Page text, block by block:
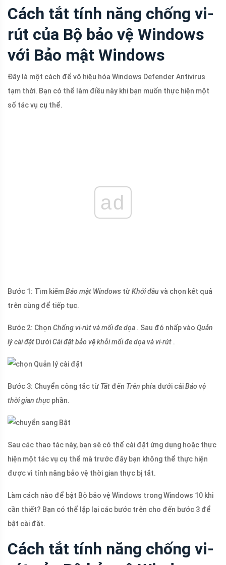
Cách tắt tính năng chống vi-
rút của Bộ bảo vệ Windows
với Bảo mật Windows
Đây là một cách để vô hiệu hóa Windows Defender Antivirus
tạm thời. Bạn có thể làm điều này khi bạn muốn thực hiện một
số tác vụ cụ thể.
ad
Bước 1: Tìm kiếmBảo mật Windows từKhởi đầuvà chọn kết quả
trên cùng để tiếp tục.
Bước 2: Chọn Chống vi-rút và mối đe dọa . Sau đó nhấp vào Quản
lý cài đặt DướiCài đặt bảo vệ khỏi mối đe dọa và vi-rút .
Bước 3: Chuyển công tắc từ Tắt đến Trên phía dưới cáiBảo vệ
thời gian thực phần.
Sau các thao tác này, bạn sẽ có thể cài đặt ứng dụng hoặc thực
hiện một tác vụ cụ thể mà trước đây bạn không thể thực hiện
được vì tính năng bảo vệ thời gian thực bị tắt.
Làm cách nào để bật Bộ bảo vệ Windows trong Windows 10 khi
cần thiết? Bạn có thể lặp lại các bước trên cho đến bước 3 để
bật cài đặt.
Cách tắt tính năng chống vi-